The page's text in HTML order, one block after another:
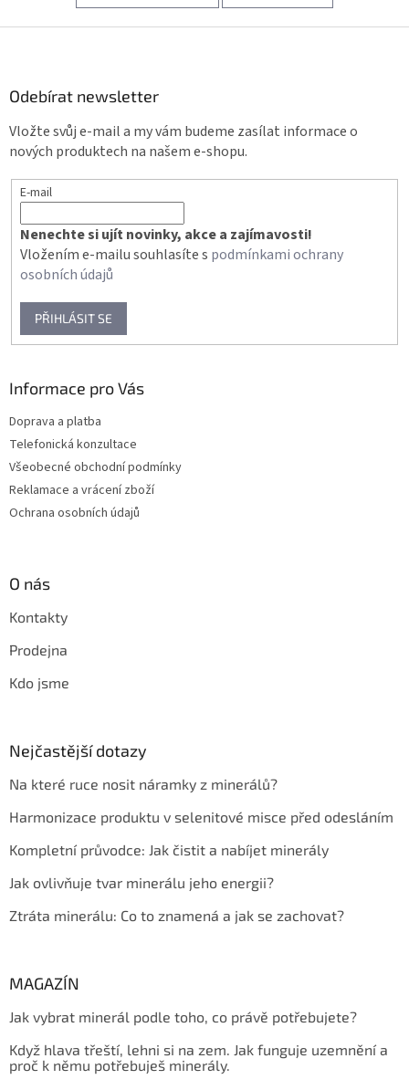
Odebírat newsletter
Vložte svůj e-mail a my vám budeme zasílat informace o
nových produktech na našem e-shopu.
E-mail
Nenechte si ujít novinky, akce a zajímavosti!
Vložením e-mailu souhlasíte s podmínkami ochrany
osobních údajů
PŘIHLÁSIT SE
Informace pro Vás
Doprava a platba
Telefonická konzultace
Všeobecné obchodní podmínky
Reklamace a vrácení zboží
Ochrana osobních údajů
O nás
Kontakty
Prodejna
Kdo jsme
Nejčastější dotazy
Na které ruce nosit náramky z minerálů?
Harmonizace produktu v selenitové misce před odesláním
Kompletní průvodce: Jak čistit a nabíjet minerály
Jak ovlivňuje tvar minerálu jeho energii?
Ztráta minerálu: Co to znamená a jak se zachovat?
MAGAZÍN
Jak vybrat minerál podle toho, co právě potřebujete?
Když hlava třeští, lehni si na zem. Jak funguje uzemnění a
proč k němu potřebuješ minerály.